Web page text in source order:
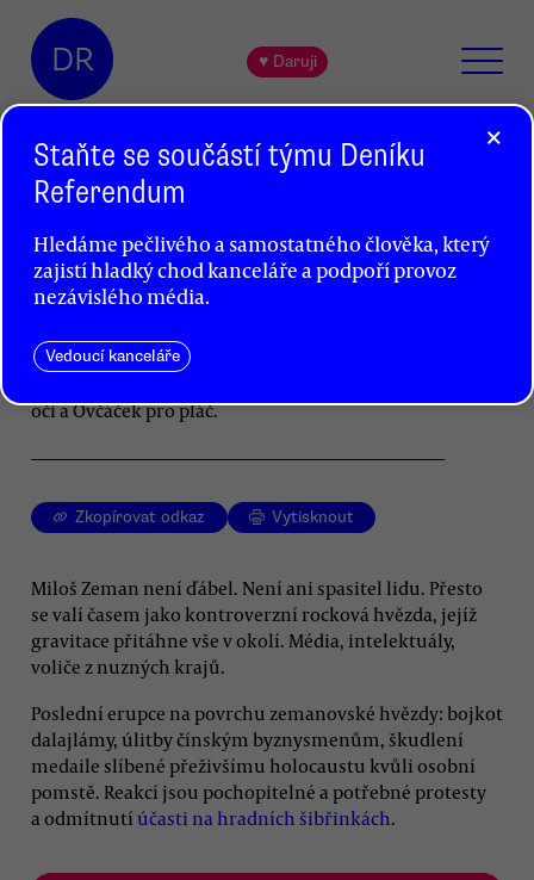
DR ♥ Daruji
Zemanova osudová přitažlivost
Lukáš Senft
Zeman přitahuje pozornost jako kontroverzní
sociální frustrace. Ta vyžaduje řešení ještě před
oči a Ovčáček pro pláč.
Zkopírovat odkaz Vytisknout
Miloš Zeman není ďábel. Není ani spasitel lidu. Přesto
se valí časem jako kontroverzní rocková hvězda, jejíž
gravitace přitáhne vše v okolí. Média, intelektuály,
voliče z nuzných krajů.
Poslední erupce na povrchu zemanovské hvězdy: bojkot
dalajlámy, úlitby čínským byznysmenům, škudlení
medaile slíbené přeživšímu holocaustu kvůli osobní
pomstě. Reakcí jsou pochopitelné a potřebné protesty
a odmítnutí účasti na hradních šibřinkách.
×
Staňte se součástí týmu Deníku
Referendum
Hledáme pečlivého a samostatného člověka, který
zajistí hladký chod kanceláře a podpoří provoz
nezávislého média.
Vedoucí kanceláře